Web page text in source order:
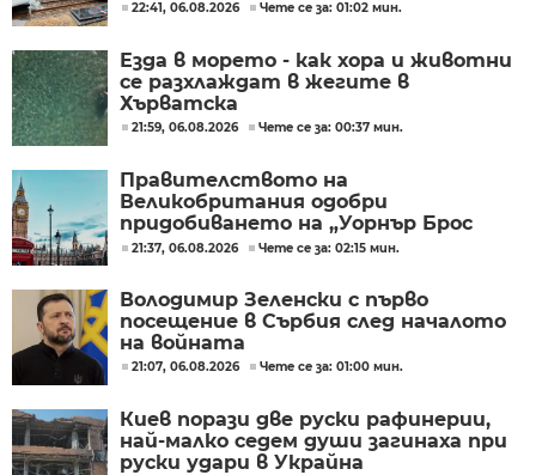
22:41, 06.08.2026 Чете се за: 01:02 мин.
Езда в морето - как хора и животни
се разхлаждат в жегите в
Хърватска
21:59, 06.08.2026 Чете се за: 00:37 мин.
Правителството на
Великобритания одобри
придобиването на „Уорнър Брос
Дискавъри“ от „Парамаунт“ за 110
21:37, 06.08.2026 Чете се за: 02:15 мин.
Володимир Зеленски с първо
посещение в Сърбия след началото
на войната
21:07, 06.08.2026 Чете се за: 01:00 мин.
Киев порази две руски рафинерии,
най-малко седем души загинаха при
руски удари в Украйна